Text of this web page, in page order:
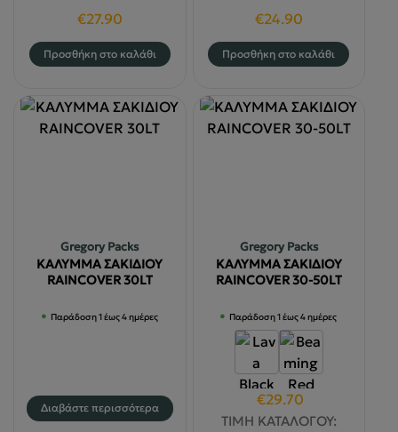
€27.90
Προσθήκη στο καλάθι
€24.90
Προσθήκη στο καλάθι
Gregory Packs
ΚΑΛΥΜΜΑ ΣΑΚΙΔΙΟΥ
RAINCOVER 30LT
Παράδοση 1 έως 4 ημέρες
Διαβάστε περισσότερα
Gregory Packs
ΚΑΛΥΜΜΑ ΣΑΚΙΔΙΟΥ
RAINCOVER 30-50LT
Παράδοση 1 έως 4 ημέρες
Original
price
€29.70
τρέχουσα
ΤΙΜΗ ΚΑΤΑΛΟΓΟΥ: